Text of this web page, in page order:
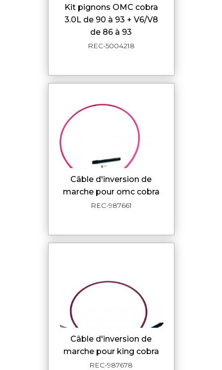
kit pignons OMC cobra
3.0L de 90 à 93 + V6/V8
de 86 à 93
REC-5004218
câble d'inversion de
marche pour omc cobra
REC-987661
câble d'inversion de
marche pour king cobra
REC-987678